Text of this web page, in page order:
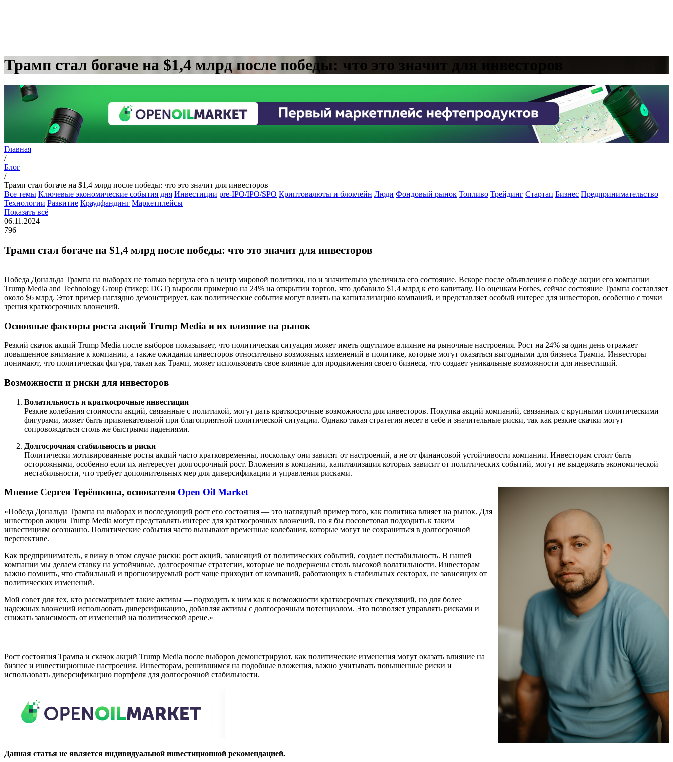
Трамп стал богаче на $1,4 млрд после победы: что это значит для инвесторов
Главная
/
Блог
/
Трамп стал богаче на $1,4 млрд после победы: что это значит для инвесторов
Все темы Ключевые экономические события дня Инвестиции pre-IPO/IPO/SPO Криптовалюты и блокчейн Люди Фондовый рынок Топливо Трейдинг Стартап Бизнес Предпринимательство
Технологии Развитие Краудфандинг Маркетплейсы
Показать всё
06.11.2024
796
Трамп стал богаче на $1,4 млрд после победы: что это значит для инвесторов
Победа Дональда Трампа на выборах не только вернула его в центр мировой политики, но и значительно увеличила его состояние. Вскоре после объявления о победе акции его компании
Trump Media and Technology Group (тикер: DGT) выросли примерно на 24% на открытии торгов, что добавило $1,4 млрд к его капиталу. По оценкам Forbes, сейчас состояние Трампа составляет
около $6 млрд. Этот пример наглядно демонстрирует, как политические события могут влиять на капитализацию компаний, и представляет особый интерес для инвесторов, особенно с точки
зрения краткосрочных вложений.
Основные факторы роста акций Trump Media и их влияние на рынок
Резкий скачок акций Trump Media после выборов показывает, что политическая ситуация может иметь ощутимое влияние на рыночные настроения. Рост на 24% за один день отражает
повышенное внимание к компании, а также ожидания инвесторов относительно возможных изменений в политике, которые могут оказаться выгодными для бизнеса Трампа. Инвесторы
понимают, что политическая фигура, такая как Трамп, может использовать свое влияние для продвижения своего бизнеса, что создает уникальные возможности для инвестиций.
Возможности и риски для инвесторов
Волатильность и краткосрочные инвестиции
Резкие колебания стоимости акций, связанные с политикой, могут дать краткосрочные возможности для инвесторов. Покупка акций компаний, связанных с крупными политическими
фигурами, может быть привлекательной при благоприятной политической ситуации. Однако такая стратегия несет в себе и значительные риски, так как резкие скачки могут
сопровождаться столь же быстрыми падениями.
Долгосрочная стабильность и риски
Политически мотивированные росты акций часто кратковременны, поскольку они зависят от настроений, а не от финансовой устойчивости компании. Инвесторам стоит быть
осторожными, особенно если их интересует долгосрочный рост. Вложения в компании, капитализация которых зависит от политических событий, могут не выдержать экономической
нестабильности, что требует дополнительных мер для диверсификации и управления рисками.
Мнение Сергея Терёшкина, основателя Open Oil Market
«Победа Дональда Трампа на выборах и последующий рост его состояния — это наглядный пример того, как политика влияет на рынок. Для
инвесторов акции Trump Media могут представлять интерес для краткосрочных вложений, но я бы посоветовал подходить к таким
инвестициям осознанно. Политические события часто вызывают временные колебания, которые могут не сохраниться в долгосрочной
перспективе.
Как предприниматель, я вижу в этом случае риски: рост акций, зависящий от политических событий, создает нестабильность. В нашей
компании мы делаем ставку на устойчивые, долгосрочные стратегии, которые не подвержены столь высокой волатильности. Инвесторам
важно помнить, что стабильный и прогнозируемый рост чаще приходит от компаний, работающих в стабильных секторах, не зависящих от
политических изменений.
Мой совет для тех, кто рассматривает такие активы — подходить к ним как к возможности краткосрочных спекуляций, но для более
надежных вложений использовать диверсификацию, добавляя активы с долгосрочным потенциалом. Это позволяет управлять рисками и
снижать зависимость от изменений на политической арене.»
Рост состояния Трампа и скачок акций Trump Media после выборов демонстрируют, как политические изменения могут оказать влияние на
бизнес и инвестиционные настроения. Инвесторам, решившимся на подобные вложения, важно учитывать повышенные риски и
использовать диверсификацию портфеля для долгосрочной стабильности.
Данная статья не является индивидуальной инвестиционной рекомендацией.